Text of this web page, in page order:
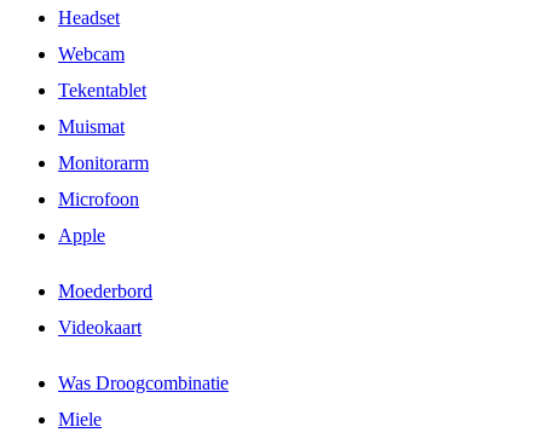
Headset
Webcam
Tekentablet
Muismat
Monitorarm
Microfoon
Apple
Moederbord
Videokaart
Was Droogcombinatie
Miele